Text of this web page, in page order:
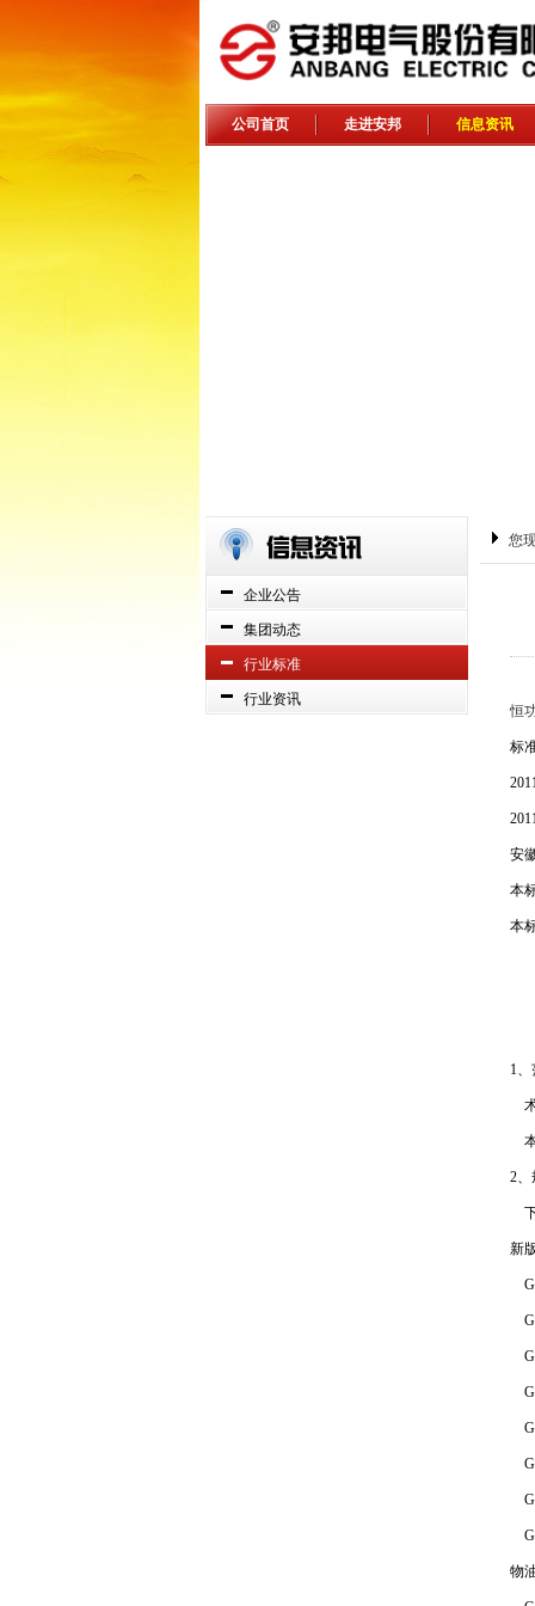
公司首页 走进安邦 信息资讯
企业公告
集团动态
行业标准
行业资讯
您
恒
标
安
本
本
1、
本
2、
新
物